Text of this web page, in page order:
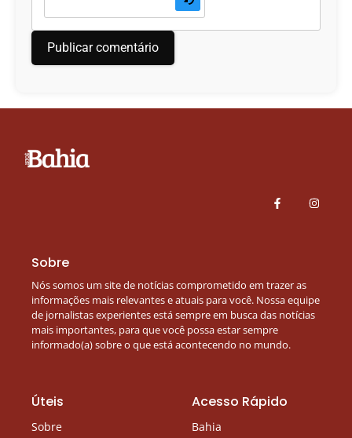
Sobre
Nós somos um site de notícias comprometido em trazer as
informações mais relevantes e atuais para você. Nossa equipe
de jornalistas experientes está sempre em busca das notícias
mais importantes, para que você possa estar sempre
informado(a) sobre o que está acontecendo no mundo.
Úteis
Sobre
Acesso Rápido
Bahia